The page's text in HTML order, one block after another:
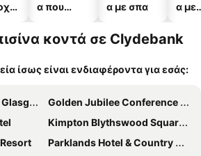
α που
κατοικίδι
α με σπα
α με
κοντά σε Clydebank
ίσως είναι ενδιαφέροντα για εσάς:
Central
Golden Jubilee Conference Hotel
Kimpton Blythswood Square Hotel & Spa By Ihg
Parklands Hotel & Country Club